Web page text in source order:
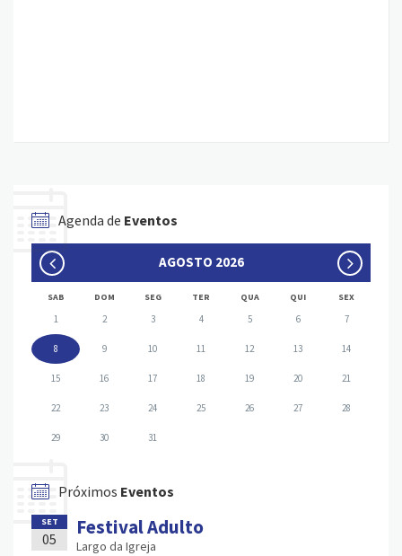
Agenda de Eventos
AGOSTO 2026
SAB DOM SEG TER QUA QUI SEX
1 2 3 4 5 6 7
8 9 10 11 12 13 14
15 16 17 18 19 20 21
22 23 24 25 26 27 28
29 30 31
Próximos Eventos
SET
05 Festival Adulto
Largo da Igreja